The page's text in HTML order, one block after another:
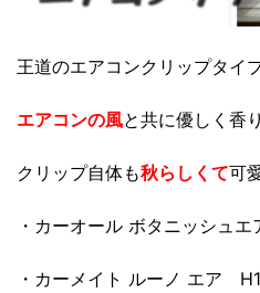
王道のエアコンクリップタイ
エアコンの風と共に優しく香
クリップ自体も秋らしくて可
・カーオール ボタニッシュ
・カーメイト ルーノ エア